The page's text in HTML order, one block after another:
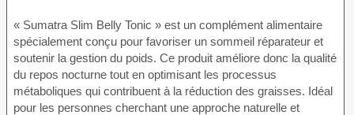
« Sumatra Slim Belly Tonic » est un complément alimentaire
spécialement conçu pour favoriser un sommeil réparateur et
soutenir la gestion du poids. Ce produit améliore donc la qualité
du repos nocturne tout en optimisant les processus
métaboliques qui contribuent à la réduction des graisses. Idéal
pour les personnes cherchant une approche naturelle et